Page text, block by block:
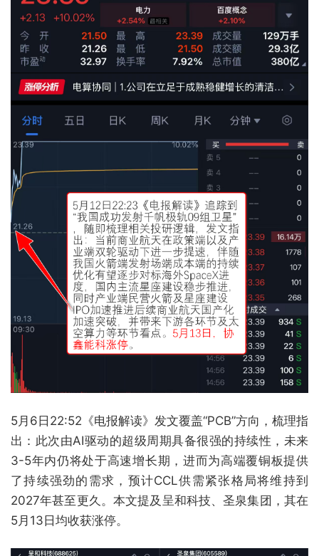
5月6日22:52《电报解读》发文覆盖“PCB”方向，梳理指
出：此次由AI驱动的超级周期具备很强的持续性，未来
3-5年内仍将处于高速增长期，进而为高端覆铜板提供
了持续强劲的需求，预计CCL供需紧张格局将维持到
2027年甚至更久。本文提及呈和科技、圣泉集团，其在
5月13日均收获涨停。